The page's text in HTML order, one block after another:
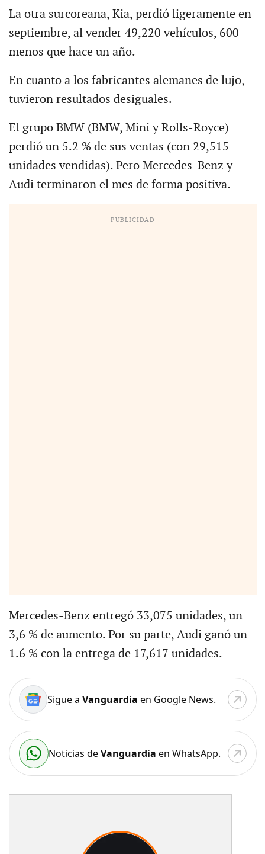
La otra surcoreana, Kia, perdió ligeramente en
septiembre, al vender 49,220 vehículos, 600
menos que hace un año.
En cuanto a los fabricantes alemanes de lujo,
tuvieron resultados desiguales.
El grupo BMW (BMW, Mini y Rolls-Royce)
perdió un 5.2 % de sus ventas (con 29,515
unidades vendidas). Pero Mercedes-Benz y
Audi terminaron el mes de forma positiva.
PUBLICIDAD
Mercedes-Benz entregó 33,075 unidades, un
3,6 % de aumento. Por su parte, Audi ganó un
1.6 % con la entrega de 17,617 unidades.
Sigue a Vanguardia en Google News.
Noticias deVanguardia en WhatsApp.